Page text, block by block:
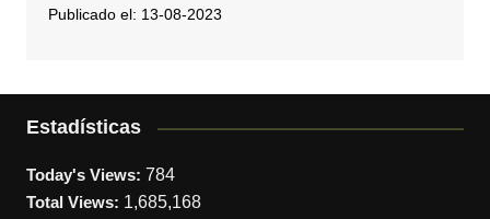
Publicado el: 13-08-2023
Estadísticas
Today's Views: 784
Total Views: 1,685,168